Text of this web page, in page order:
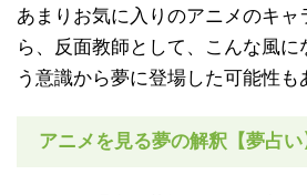
あまりお気に入りのアニメのキャ
ら、反面教師として、こんな風
う意識から夢に登場した可能性も
アニメを見る夢の解釈【夢占い